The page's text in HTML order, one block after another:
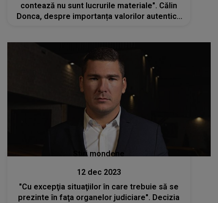
contează nu sunt lucrurile materiale". Călin
Donca, despre importanța valorilor autentice
Stiri mondene
12 dec 2023
"Cu excepţia situaţiilor în care trebuie să se
prezinte în faţa organelor judiciare". Decizia